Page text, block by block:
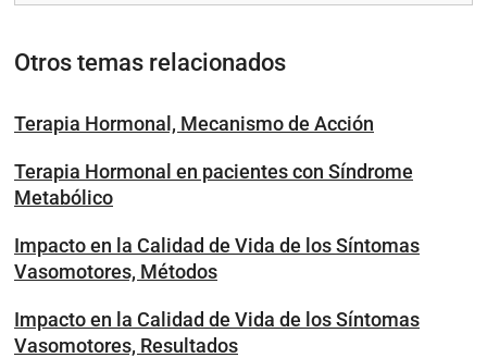
Otros temas relacionados
Terapia Hormonal, Mecanismo de Acción
Terapia Hormonal en pacientes con Síndrome
Metabólico
Impacto en la Calidad de Vida de los Síntomas
Vasomotores, Métodos
Impacto en la Calidad de Vida de los Síntomas
Vasomotores, Resultados